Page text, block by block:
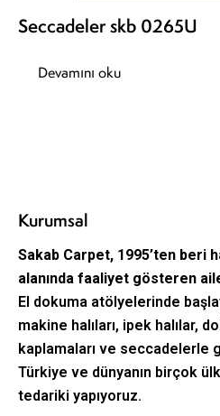
Seccadeler skb 0265U
Devamını oku
Kurumsal
Sakab Carpet, 1995’ten beri
alanında faaliyet gösteren
El dokuma atölyelerinde
makine halıları, ipek halılar,
kaplamaları ve seccadelerle
Türkiye ve dünyanın birçok
tedariki yapıyoruz.